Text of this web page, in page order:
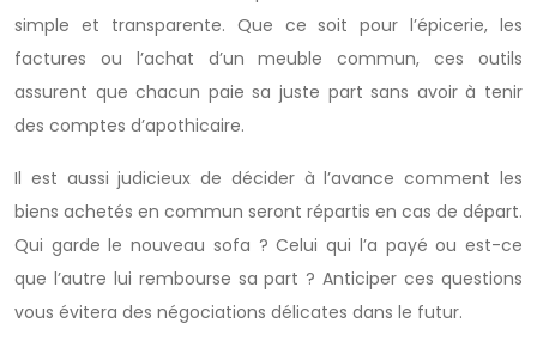
simple et transparente. Que ce soit pour l’épicerie, les
factures ou l’achat d’un meuble commun, ces outils
assurent que chacun paie sa juste part sans avoir à tenir
des comptes d’apothicaire.
Il est aussi judicieux de décider à l’avance comment les
biens achetés en commun seront répartis en cas de départ.
Qui garde le nouveau sofa ? Celui qui l’a payé ou est-ce
que l’autre lui rembourse sa part ? Anticiper ces questions
vous évitera des négociations délicates dans le futur.